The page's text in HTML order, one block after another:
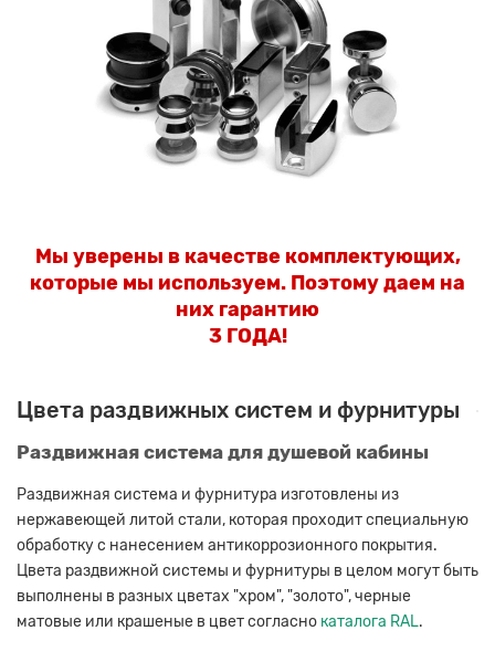
Мы уверены в качестве комплектующих,
которые мы используем. Поэтому даем на
них гарантию
3 ГОДА!
Цвета раздвижных систем и фурнитуры
Раздвижная система для душевой кабины
Раздвижная система и фурнитура изготовлены из
нержавеющей литой стали, которая проходит специальную
обработку с нанесением антикоррозионного покрытия.
Цвета раздвижной системы и фурнитуры в целом могут быть
выполнены в разных цветах "хром", "золото", черные
матовые или крашеные в цвет согласно каталога RAL.